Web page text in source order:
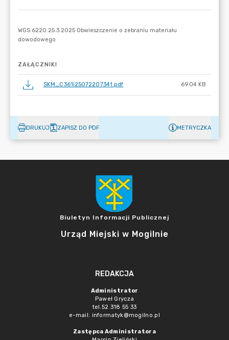
ZAŁĄCZNIKI
SKM_C361i25072207341.pdf 69.04 KB
DRUKUJ ZAPISZ DO PDF METRYCZKA
Biuletyn Informacji Publicznej
Urząd Miejski w Mogilnie
REDAKCJA
Administrator
Paweł Grycza
tel.52 318 55 33
e-mail: informatyk@mogilno.pl
Zastępca Administratora